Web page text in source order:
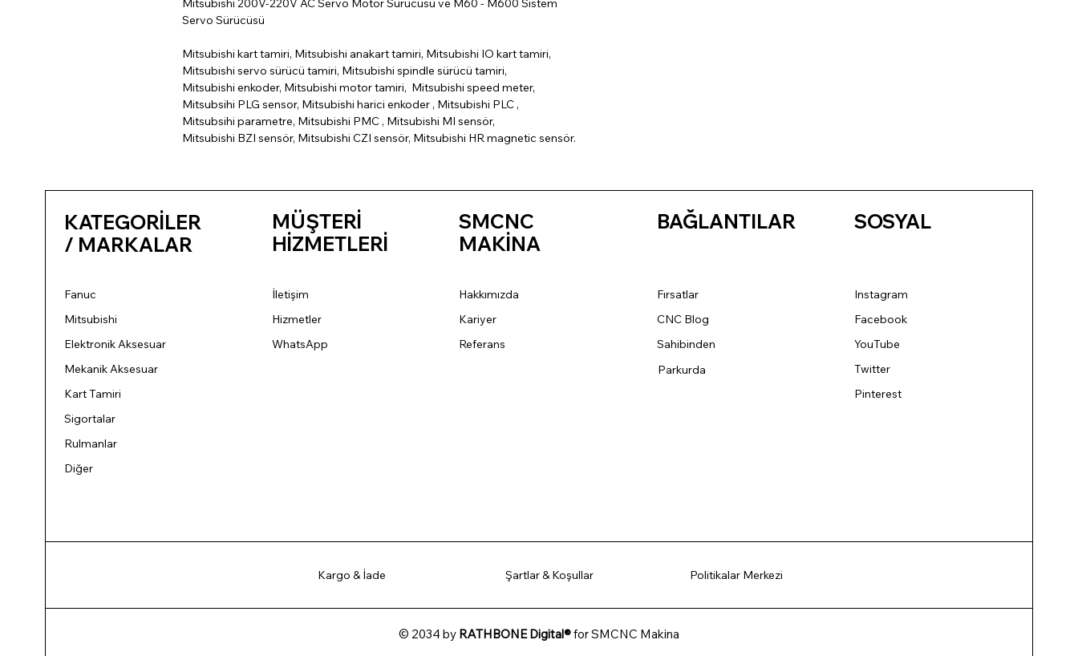
Mitsubishi 200V-220V AC Servo Motor Sürücüsü ve M60 - M600 Sistem
Servo Sürücüsü
Mitsubishi kart tamiri, Mitsubishi anakart tamiri, Mitsubishi IO kart tamiri,
Mitsubishi servo sürücü tamiri, Mitsubishi spindle sürücü tamiri,
Mitsubishi enkoder, Mitsubishi motor tamiri, Mitsubishi speed meter,
Mitsubsihi PLG sensor, Mitsubishi harici enkoder , Mitsubishi PLC ,
Mitsubsihi parametre, Mitsubishi PMC , Mitsubishi MI sensör,
Mitsubishi BZI sensör, Mitsubishi CZI sensör, Mitsubishi HR magnetic sensör.
KATEGORİLER
/ MARKALAR
Fanuc
Mitsubishi
Elektronik Aksesuar
Mekanik Aksesuar
Kart Tamiri
Sigortalar
Rulmanlar
Diğer
MÜŞTERİ
HİZMETLERİ
İletişim
Hizmetler
WhatsApp
SMCNC
MAKİNA
Hakkımızda
Kariyer
Referans
BAĞLANTILAR
Fırsatlar
CNC Blog
Sahibinden
Parkurda
SOSYAL
Instagram
Facebook
YouTube
Twitter
Pinterest
Kargo & İade Şartlar & Koşullar Politikalar Merkezi
© 2034 by RATHBONE Digital®for SMCNC Makina